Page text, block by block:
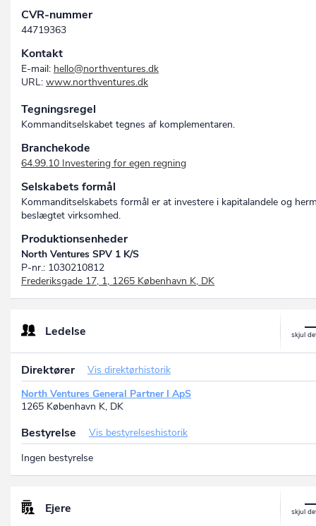
CVR-nummer
44719363
Kontakt
E-mail: hello@northventures.dk
URL: www.northventures.dk
Tegningsregel
Kommanditselskabet tegnes af komplementaren.
Branchekode
64.99.10 Investering for egen regning
Selskabets formål
Kommanditselskabets formål er at investere i kapitalandele og
beslægtet virksomhed.
Produktionsenheder
North Ventures SPV 1 K/S
P-nr.: 1030210812
Frederiksgade 17, 1, 1265 København K, DK
Ledelse
Direktører
Vis direktørhistorik
North Ventures General Partner I ApS
1265 København K, DK
Bestyrelse
Vis bestyrelseshistorik
Ingen bestyrelse
Ejere